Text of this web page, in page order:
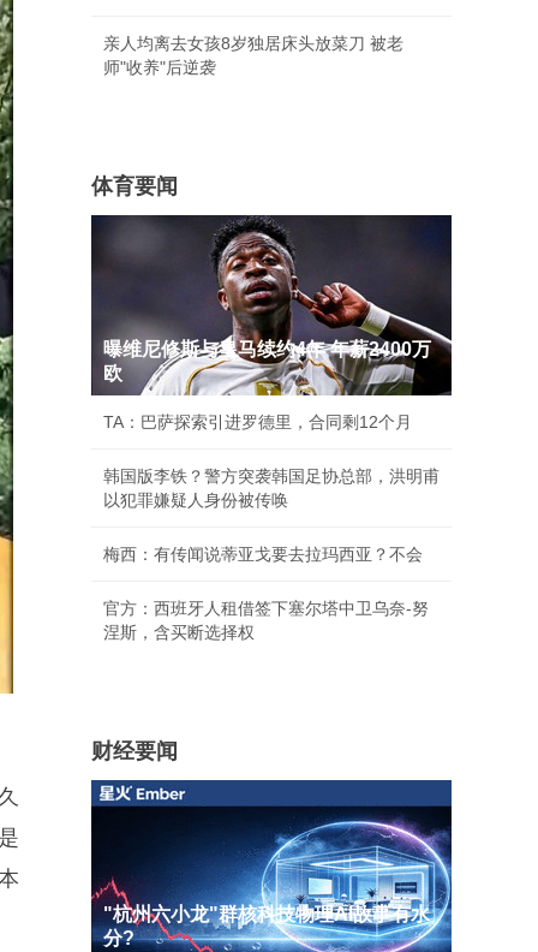
亲人均离去女孩8岁独居床头放菜刀 被老
师"收养"后逆袭
体育要闻
曝维尼修斯与皇马续约4年 年薪2400万
欧
TA：巴萨探索引进罗德里，合同剩12个月
韩国版李铁？警方突袭韩国足协总部，洪明甫
以犯罪嫌疑人身份被传唤
梅西：有传闻说蒂亚戈要去拉玛西亚？不会
官方：西班牙人租借签下塞尔塔中卫乌奈-努
涅斯，含买断选择权
财经要闻
"杭州六小龙"群核科技物理AI故事有水
分?